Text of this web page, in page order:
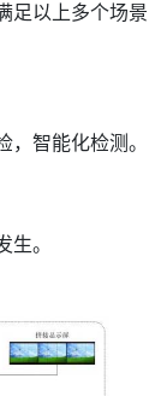
足以上多个场景
智能化检测。
。